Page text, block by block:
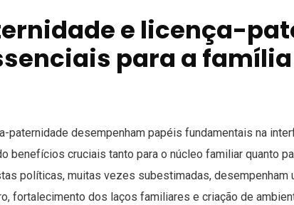
e licença-
para a família
paternidade desempenham papéis fundamentais na
benefícios cruciais tanto para o núcleo familiar quanto
políticas, muitas vezes subestimadas, desempenham
fortalecimento dos laços familiares e criação de